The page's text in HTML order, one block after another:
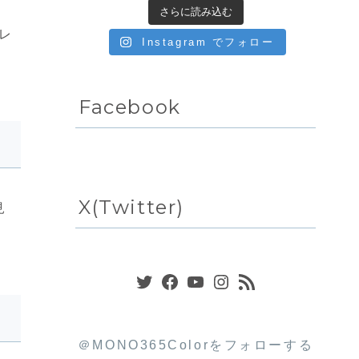
さらに読み込む
Instagram でフォロー
Facebook
X(Twitter)
Twitter
Facebook
YouTube
Instagram
＠MONO365Colorをフォローする